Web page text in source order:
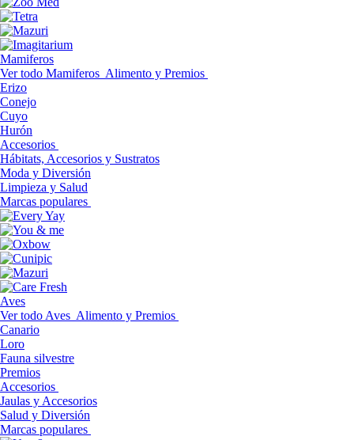
Mamiferos
Ver todo Mamiferos Alimento y Premios
Erizo
Conejo
Cuyo
Hurón
Accesorios
Hábitats, Accesorios y Sustratos
Moda y Diversión
Limpieza y Salud
Marcas populares
Aves
Ver todo Aves Alimento y Premios
Canario
Loro
Fauna silvestre
Premios
Accesorios
Jaulas y Accesorios
Salud y Diversión
Marcas populares